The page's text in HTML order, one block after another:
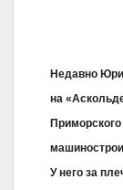
Недавно
на
У него за